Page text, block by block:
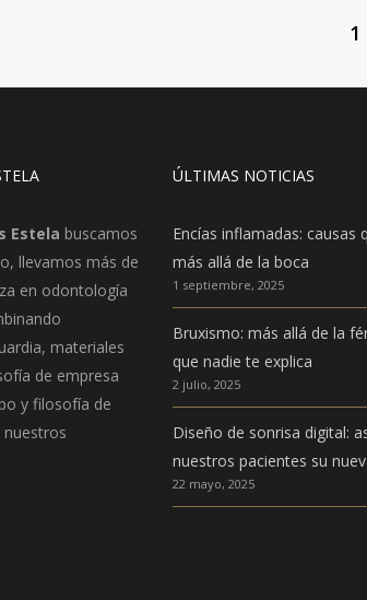
1
Estela buscamos
llevamos más de
en odontología
materiales
de empresa
y filosofía de
nuestros
ÚLTIMAS NOTICIAS
Encías inflamadas: causas
más allá de la boca
1 septiembre, 2025
Bruxismo: más allá de la
que nadie te explica
2 julio, 2025
Diseño de sonrisa digital:
nuestros pacientes su
22 mayo, 2025